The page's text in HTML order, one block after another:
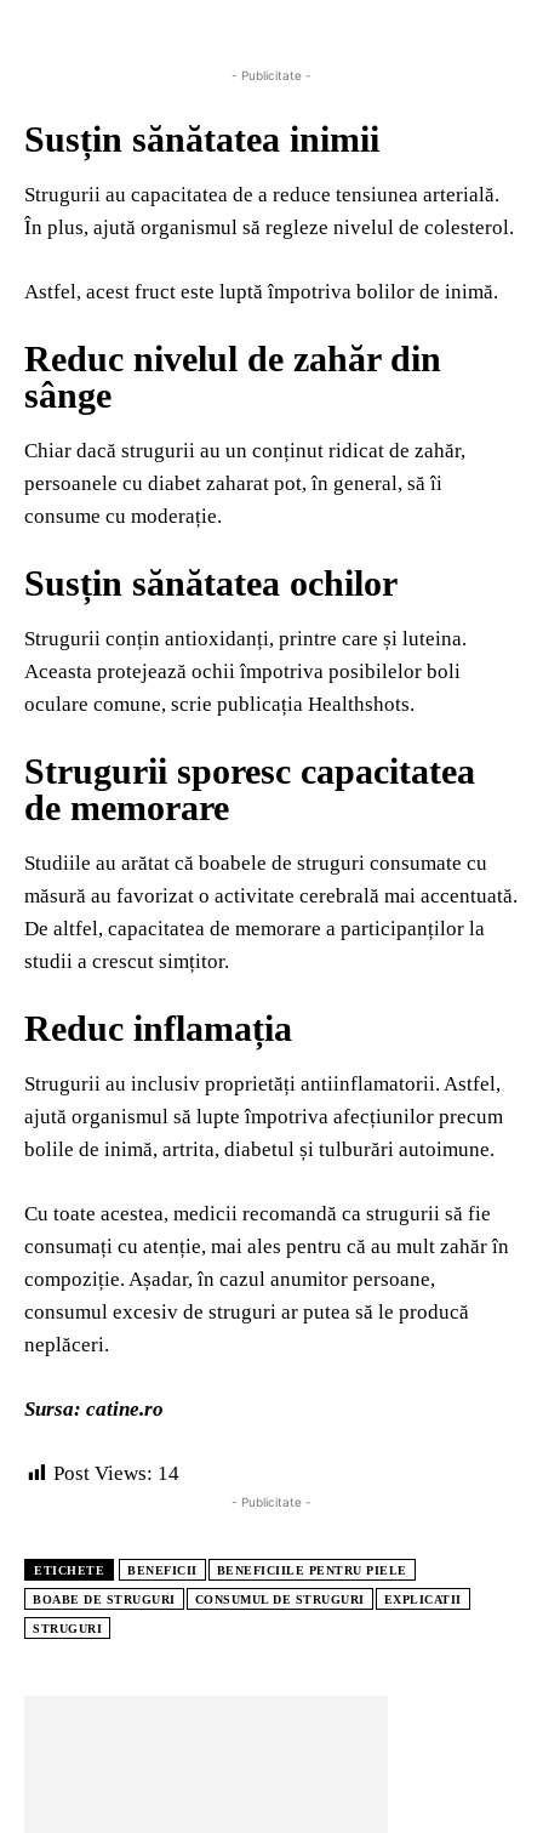
- Publicitate -
Susțin sănătatea inimii
Strugurii au capacitatea de a reduce tensiunea arterială.
În plus, ajută organismul să regleze nivelul de colesterol.
Astfel, acest fruct este luptă împotriva bolilor de inimă.
Reduc nivelul de zahăr din
sânge
Chiar dacă strugurii au un conținut ridicat de zahăr,
persoanele cu diabet zaharat pot, în general, să îi
consume cu moderație.
Susțin sănătatea ochilor
Strugurii conțin antioxidanți, printre care și luteina.
Aceasta protejează ochii împotriva posibilelor boli
oculare comune, scrie publicația Healthshots.
Strugurii sporesc capacitatea
de memorare
Studiile au arătat că boabele de struguri consumate cu
măsură au favorizat o activitate cerebrală mai accentuată.
De altfel, capacitatea de memorare a participanților la
studii a crescut simțitor.
Reduc inflamația
Strugurii au inclusiv proprietăți antiinflamatorii. Astfel,
ajută organismul să lupte împotriva afecțiunilor precum
bolile de inimă, artrita, diabetul și tulburări autoimune.
Cu toate acestea, medicii recomandă ca strugurii să fie
consumați cu atenție, mai ales pentru că au mult zahăr în
compoziție. Așadar, în cazul anumitor persoane,
consumul excesiv de struguri ar putea să le producă
neplăceri.
Sursa: catine.ro
Post Views: 14
- Publicitate -
ETICHETE BENEFICII BENEFICIILE PENTRU PIELE
BOABE DE STRUGURI CONSUMUL DE STRUGURI EXPLICATII
STRUGURI